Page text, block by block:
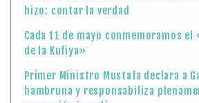
hizo: contar la verdad
Cada 11 de mayo conmemoramos el
de la Kufiya»
Primer Ministro Mustafa declara a
hambruna y responsabiliza